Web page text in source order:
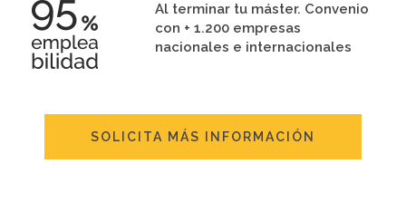
Al terminar tu máster. Convenio
con + 1.200 empresas
nacionales e internacionales
SOLICITA MÁS INFORMACIÓN